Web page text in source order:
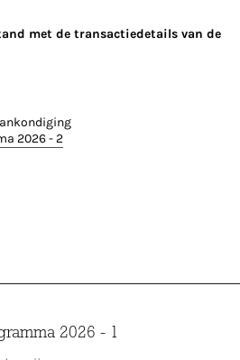
met de transactiedetails van de
2026 - 2
2026 - 1